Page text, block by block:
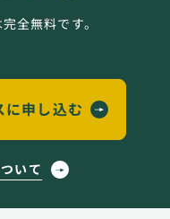
全無料です。
に申し込む
いて